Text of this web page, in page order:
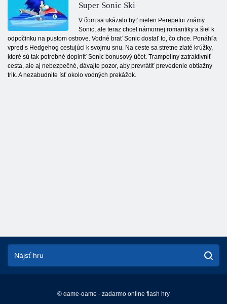
Super Sonic Ski
V čom sa ukázalo byť nielen Perepetui známy
Sonic, ale teraz chcel námornej romantiky a šiel k
odpočinku na pustom ostrove. Vodné brať Sonic dostať to, čo chce. Ponáhľa
vpred s Hedgehog cestujúci k svojmu snu. Na ceste sa stretne zlaté krúžky,
ktoré sú tak potrebné doplniť Sonic bonusový účet. Trampolíny zatraktívniť
cesta, ale aj nebezpečné, dávajte pozor, aby prevrátiť prevedenie obtiažny
trik. A nezabudnite ísť okolo vodných prekážok.
© game-game - zadarmo online flash hry